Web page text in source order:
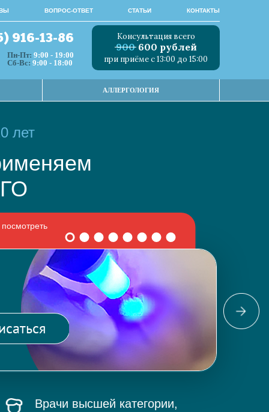
ВОПРОС-ОТВЕТ СТАТЬИ КОНТАКТЫ
916-13-86
Пн-Пт: 9:00 - 19:00
Сб-Вс: 9:00 - 18:00
Консультация всего
900 600 рублей
при приёме с 13:00 до 15:00
АЛЛЕРГОЛОГИЯ
лет
и
Врачи высшей категории,